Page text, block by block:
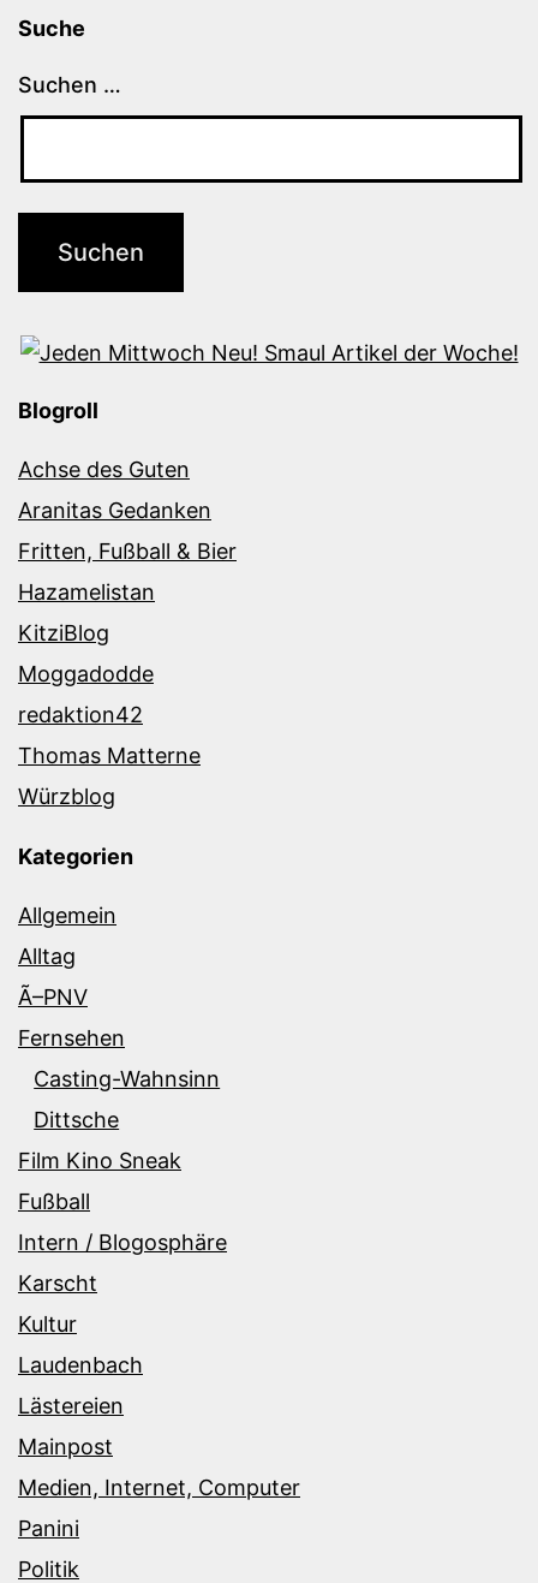
Suche
Suchen …
Blogroll
Achse des Guten
Aranitas Gedanken
Fritten, Fußball & Bier
Hazamelistan
KitziBlog
Moggadodde
redaktion42
Thomas Matterne
Würzblog
Kategorien
Allgemein
Alltag
Ã–PNV
Fernsehen
Casting-Wahnsinn
Dittsche
Film Kino Sneak
Fußball
Intern / Blogosphäre
Karscht
Kultur
Laudenbach
Lästereien
Mainpost
Medien, Internet, Computer
Panini
Politik